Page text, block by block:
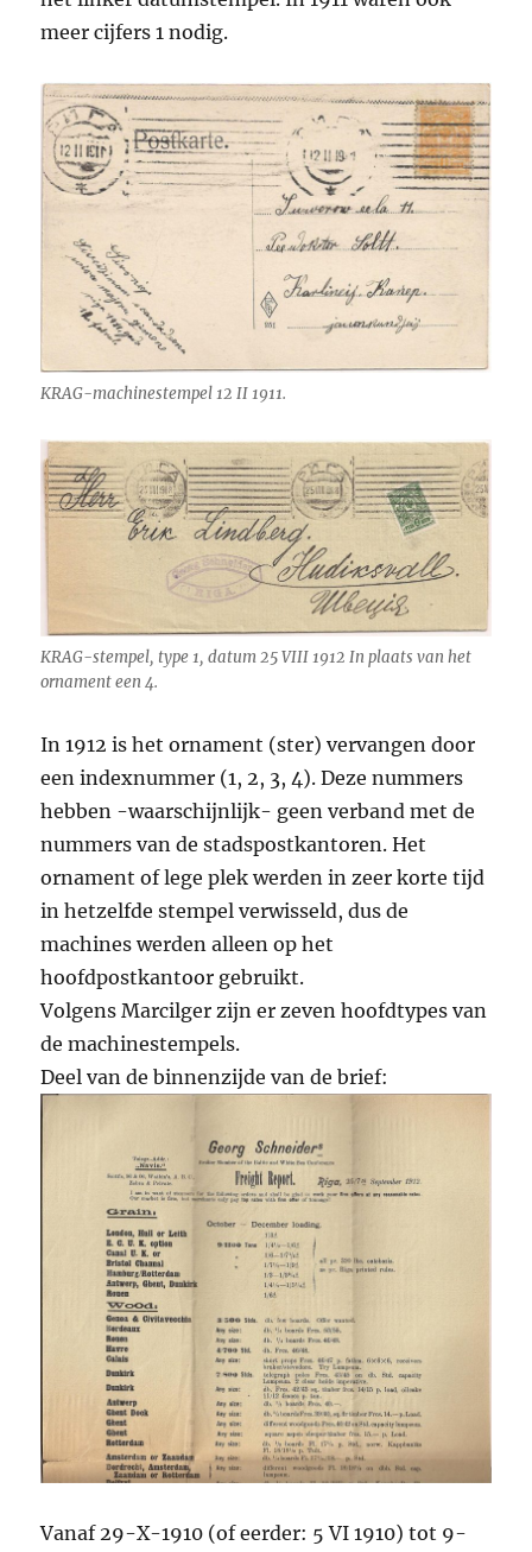
meer cijfers 1 nodig.
KRAG-machinestempel 12 II 1911.
KRAG-stempel, type 1, datum 25 VIII 1912 In plaats van het
ornament een 4.
In 1912 is het ornament (ster) vervangen door
een indexnummer (1, 2, 3, 4). Deze nummers
hebben -waarschijnlijk- geen verband met de
nummers van de stadspostkantoren. Het
ornament of lege plek werden in zeer korte tijd
in hetzelfde stempel verwisseld, dus de
machines werden alleen op het
hoofdpostkantoor gebruikt.
Volgens Marcilger zijn er zeven hoofdtypes van
de machinestempels.
Deel van de binnenzijde van de brief:
Vanaf 29-X-1910 (of eerder: 5 VI 1910) tot 9-